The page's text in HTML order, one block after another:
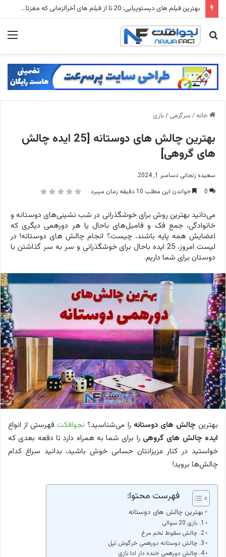
شهرهای متروکه جهان: ۱۵ شهر ارواح که زمانی میلیون ها نفر در آنها زندگی می کردند
جستجو
برای
خانه / سرگرمی / بازی
بهترین چالش های دوستانه [25 ایده چالش
های گروهی]
سعیده زنجانی دسامبر 1, 2024
0
خواندن این مطلب 10 دقیقه زمان میبرد
می‌دانید بهترین روش برای خوشگذرانی در شب نشینی‌های دوستانه و
خانوادگی، جمع فک و فامیل‌های باحال یا هر دورهمی دیگری که
اعضایش همه پایه باشند، چیست؟ انجام چالش های دوستانه! در
لیست امروز، 25 ایده باحال برای خوشگذرانی و سر به سر گذاشتن با
دوستان برای شما داریم.
بهترین چالش های دوستانه را می‌شناسید؟ نجوافکت فهرستی از انواع
ایده چالش های گروهی را برای شما به همراه دارد تا دفعه بعدی که
خواستید در کنار عزیزانتان حسابی خوش باشید، بدانید سراغ کدام
چالش‌ها بروید!
فهرست محتوا:
بهترین چالش های دوستانه
1. بازی 20 سوالی
2. چالش سقوط تخم مرغ
3. چالش دوستانه دورهمی خرگوش تپل
4. چالش دورهمی خنده دار ادا بازی